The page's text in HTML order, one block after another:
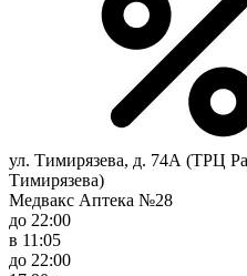
ул. Тимирязева, д. 74А (ТРЦ
Тимирязева)
Медвакс Аптека №28
до 22:00
в 11:05
до 22:00